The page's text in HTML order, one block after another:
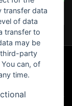
transfer data
of data
transfer to
may be
party
can, of
time.